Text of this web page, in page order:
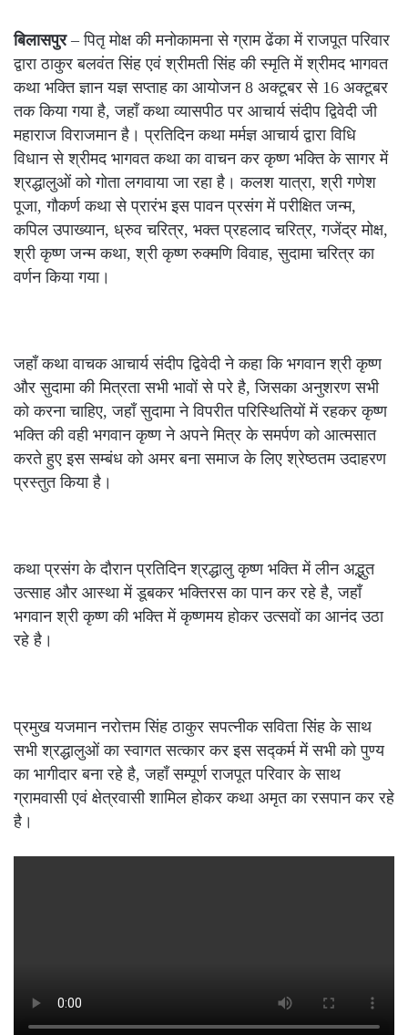
बिलासपुर– पितृ मोक्ष की मनोकामना से ग्राम ढेंका में राजपूत परिवार
द्वारा ठाकुर बलवंत सिंह एवं श्रीमती सिंह की स्मृति में श्रीमद भागवत
कथा भक्ति ज्ञान यज्ञ सप्ताह का आयोजन 8 अक्टूबर से 16 अक्टूबर
तक किया गया है, जहाँ कथा व्यासपीठ पर आचार्य संदीप द्विवेदी जी
महाराज विराजमान है। प्रतिदिन कथा मर्मज्ञ आचार्य द्वारा विधि
विधान से श्रीमद भागवत कथा का वाचन कर कृष्ण भक्ति के सागर में
श्रद्धालुओं को गोता लगवाया जा रहा है। कलश यात्रा, श्री गणेश
पूजा, गौकर्ण कथा से प्रारंभ इस पावन प्रसंग में परीक्षित जन्म,
कपिल उपाख्यान, ध्रुव चरित्र, भक्त प्रहलाद चरित्र, गजेंद्र मोक्ष,
श्री कृष्ण जन्म कथा, श्री कृष्ण रुक्मणि विवाह, सुदामा चरित्र का
वर्णन किया गया।
जहाँ कथा वाचक आचार्य संदीप द्विवेदी ने कहा कि भगवान श्री कृष्ण
और सुदामा की मित्रता सभी भावों से परे है, जिसका अनुशरण सभी
को करना चाहिए, जहाँ सुदामा ने विपरीत परिस्थितियों में रहकर कृष्ण
भक्ति की वही भगवान कृष्ण ने अपने मित्र के समर्पण को आत्मसात
करते हुए इस सम्बंध को अमर बना समाज के लिए श्रेष्ठतम उदाहरण
प्रस्तुत किया है।
कथा प्रसंग के दौरान प्रतिदिन श्रद्धालु कृष्ण भक्ति में लीन अद्भुत
उत्साह और आस्था में डूबकर भक्तिरस का पान कर रहे है, जहाँ
भगवान श्री कृष्ण की भक्ति में कृष्णमय होकर उत्सवों का आनंद उठा
रहे है।
प्रमुख यजमान नरोत्तम सिंह ठाकुर सपत्नीक सविता सिंह के साथ
सभी श्रद्धालुओं का स्वागत सत्कार कर इस सद्कर्म में सभी को पुण्य
का भागीदार बना रहे है, जहाँ सम्पूर्ण राजपूत परिवार के साथ
ग्रामवासी एवं क्षेत्रवासी शामिल होकर कथा अमृत का रसपान कर रहे
है।